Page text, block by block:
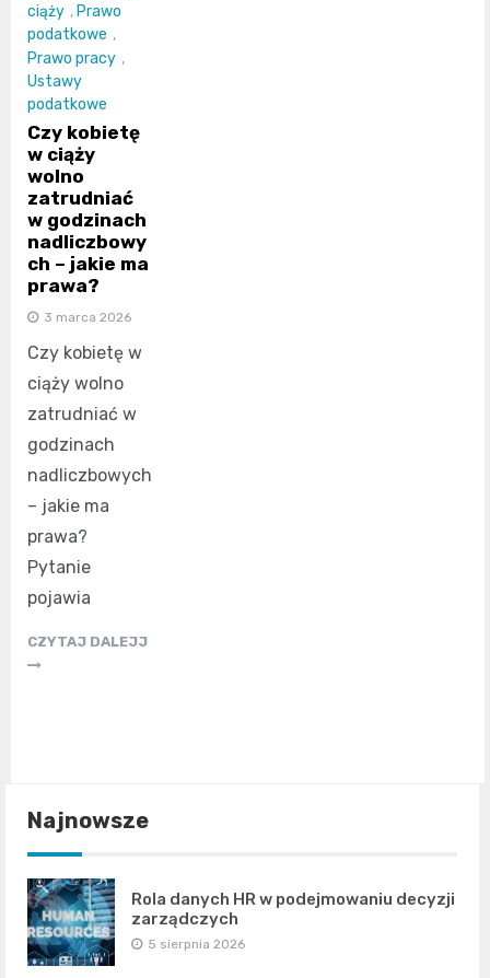
ciąży , Prawo
podatkowe ,
Prawo pracy ,
Ustawy
podatkowe
Czy kobietę
w ciąży
wolno
zatrudniać
w godzinach
nadliczbowy
ch – jakie ma
prawa?
3 marca 2026
Czy kobietę w
ciąży wolno
zatrudniać w
godzinach
nadliczbowych
– jakie ma
prawa?
Pytanie
pojawia
CZYTAJ DALEJJ
Najnowsze
Rola danych HR w podejmowaniu decyzji
zarządczych
5 sierpnia 2026